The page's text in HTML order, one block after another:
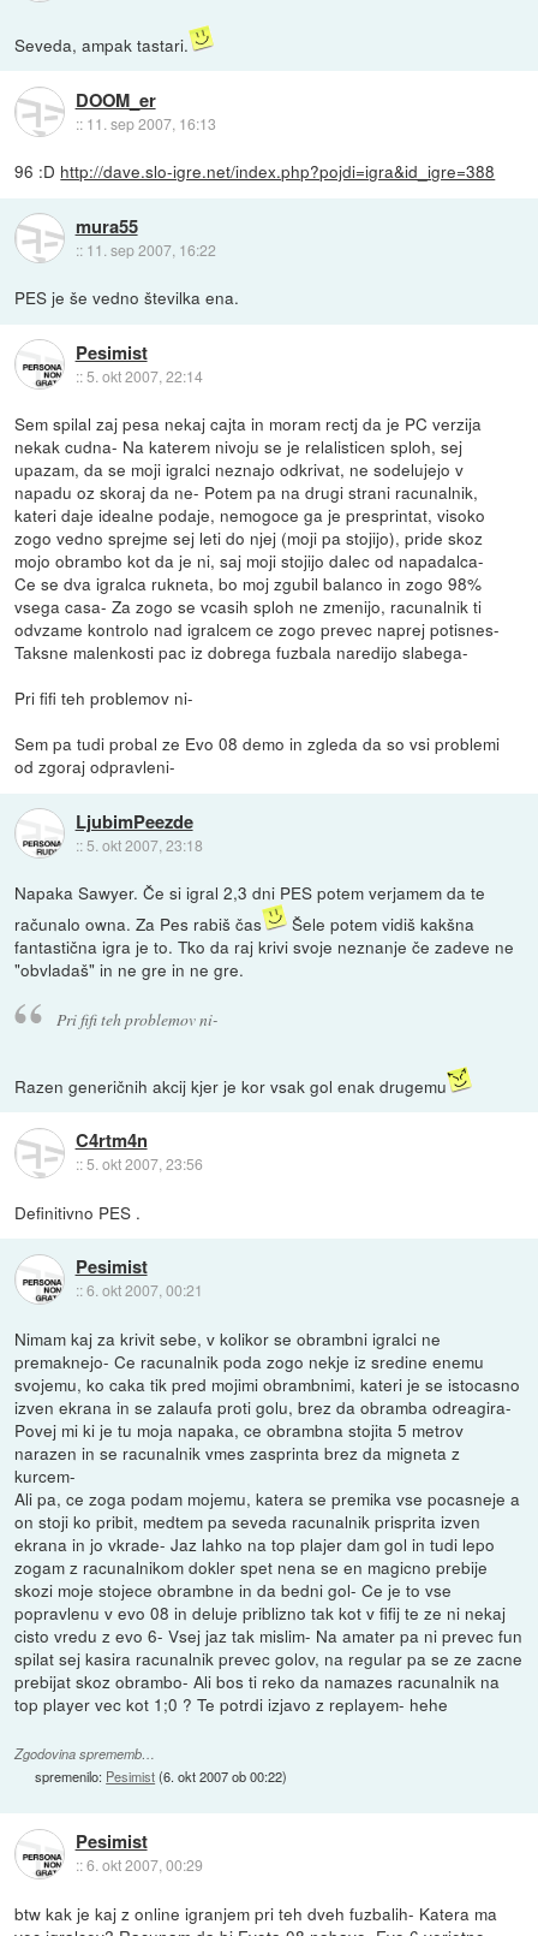
Seveda, ampak tastari.
DOOM_er
:: 11. sep 2007, 16:13
96 :D http://dave.slo-igre.net/index.php?pojdi=igra&id_igre=388
mura55
:: 11. sep 2007, 16:22
PES je še vedno številka ena.
Pesimist
::5. okt 2007, 22:14
Sem spilal zaj pesa nekaj cajta in moram rectj da je PC verzija
nekak cudna- Na katerem nivoju se je relalisticen sploh, sej
upazam, da se moji igralci neznajo odkrivat, ne sodelujejo v
napadu oz skoraj da ne- Potem pa na drugi strani racunalnik,
kateri daje idealne podaje, nemogoce ga je presprintat, visoko
zogo vedno sprejme sej leti do njej (moji pa stojijo), pride skoz
mojo obrambo kot da je ni, saj moji stojijo dalec od napadalca-
Ce se dva igralca rukneta, bo moj zgubil balanco in zogo 98%
vsega casa- Za zogo se vcasih sploh ne zmenijo, racunalnik ti
odvzame kontrolo nad igralcem ce zogo prevec naprej potisnes-
Taksne malenkosti pac iz dobrega fuzbala naredijo slabega-
Pri fifi teh problemov ni-
Sem pa tudi probal ze Evo 08 demo in zgleda da so vsi problemi
od zgoraj odpravleni-
LjubimPeezde
:: 5. okt 2007, 23:18
Napaka Sawyer. Če si igral 2,3 dni PES potem verjamem da te
računalo owna. Za Pes rabiš čas
Šele potem vidiš kakšna
fantastična igra je to. Tko da raj krivi svoje neznanje če zadeve ne
"obvladaš" in ne gre in ne gre.
Pri fifi teh problemov ni-
Razen generičnih akcij kjer je kor vsak gol enak drugemu
C4rtm4n
::5. okt 2007, 23:56
Definitivno PES .
Pesimist
::6. okt 2007, 00:21
Nimam kaj za krivit sebe, v kolikor se obrambni igralci ne
premaknejo- Ce racunalnik poda zogo nekje iz sredine enemu
svojemu, ko caka tik pred mojimi obrambnimi, kateri je se istocasno
izven ekrana in se zalaufa proti golu, brez da obramba odreagira-
Povej mi ki je tu moja napaka, ce obrambna stojita 5 metrov
narazen in se racunalnik vmes zasprinta brez da migneta z
kurcem-
Ali pa, ce zoga podam mojemu, katera se premika vse pocasneje a
on stoji ko pribit, medtem pa seveda racunalnik prisprita izven
ekrana in jo vkrade- Jaz lahko na top plajer dam gol in tudi lepo
zogam z racunalnikom dokler spet nena se en magicno prebije
skozi moje stojece obrambne in da bedni gol- Ce je to vse
popravlenu v evo 08 in deluje priblizno tak kot v fifij te ze ni nekaj
cisto vredu z evo 6- Vsej jaz tak mislim- Na amater pa ni prevec fun
spilat sej kasira racunalnik prevec golov, na regular pa se ze zacne
prebijat skoz obrambo- Ali bos ti reko da namazes racunalnik na
top player vec kot 1;0 ? Te potrdi izjavo z replayem- hehe
Zgodovina sprememb…
spremenilo: Pesimist(6. okt 2007 ob 00:22)
Pesimist
::6. okt 2007, 00:29
btw kak je kaj z online igranjem pri teh dveh fuzbalih- Katera ma